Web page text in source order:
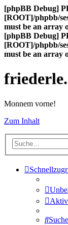
[phpBB Debug]
[ROOT]/phpbb/
must be an array
[phpBB Debug]
[ROOT]/phpbb/
must be an array
Monnem vorne!
Zum Inhalt
Suche